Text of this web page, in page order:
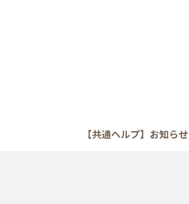
【共通ヘルプ】お知らせ